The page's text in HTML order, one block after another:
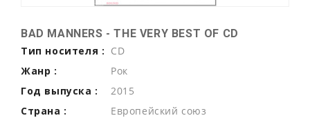
BAD MANNERS - THE VERY BEST OF CD
Тип носителя : CD
Жанр :
Рок
Год выпуска :
2015
Страна :
Европейский союз